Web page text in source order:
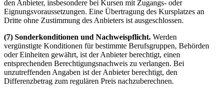
den Anbieter, insbesondere bei Kursen mit Zugangs- oder
Eignungsvoraussetzungen. Eine Übertragung des Kursplatzes an
Dritte ohne Zustimmung des Anbieters ist ausgeschlossen.
(7) Sonderkonditionen und Nachweispflicht. Werden
vergünstigte Konditionen für bestimmte Berufsgruppen, Behörden
oder Einheiten gewährt, ist der Anbieter berechtigt, einen
entsprechenden Berechtigungsnachweis zu verlangen. Bei
unzutreffenden Angaben ist der Anbieter berechtigt, den
Differenzbetrag zum regulären Preis nachzuberechnen.